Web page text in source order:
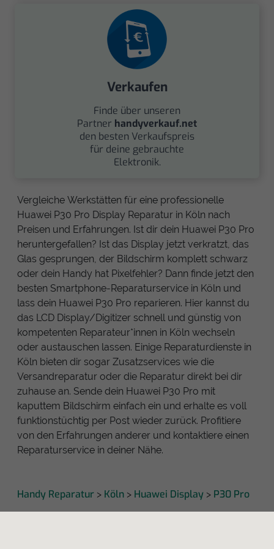
Verkaufen
Finde über unseren
Partner handyverkauf.net
den besten Verkaufspreis
für deine gebrauchte
Elektronik.
Vergleiche Werkstätten für eine professionelle
Huawei P30 Pro Display Reparatur in Köln nach
Preisen und Erfahrungen. Ist dir dein Huawei P30 Pro
heruntergefallen? Ist das Display jetzt verkratzt, das
Glas gesprungen, der Bildschirm komplett schwarz
oder dein Handy hat Pixelfehler? Dann finde jetzt den
besten Smartphone-Reparaturservice in Köln und
lass dein Huawei P30 Pro reparieren. Hier kannst du
das LCD Display/Digitizer schnell und günstig von
kompetenten Reparateur*innen in Köln wechseln
oder austauschen lassen. Einige Reparaturdienste in
Köln bieten dir sogar Zusatzservices wie die
Versandreparatur oder die Reparatur direkt bei dir
zuhause an. Sende dein Huawei P30 Pro mit
kaputtem Bildschirm einfach ein und erhalte es voll
funktionstüchtig per Post wieder zurück. Profitiere
von den Erfahrungen anderer und kontaktiere einen
Reparaturservice in deiner Nähe.
Handy Reparatur > Köln > Huawei Display > P30 Pro